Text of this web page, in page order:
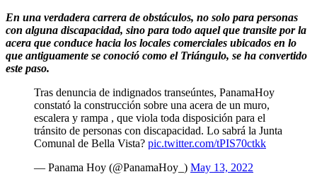
En una verdadera carrera de obstáculos, no solo para personas
con alguna discapacidad, sino para todo aquel que transite por la
acera que conduce hacia los locales comerciales ubicados en lo
que antiguamente se conoció como el Triángulo, se ha convertido
este paso.
Tras denuncia de indignados transeúntes, PanamaHoy
constató la construcción sobre una acera de un muro,
escalera y rampa , que viola toda disposición para el
tránsito de personas con discapacidad. Lo sabrá la Junta
Comunal de Bella Vista? pic.twitter.com/tPIS70ctkk
— Panama Hoy (@PanamaHoy_) May 13, 2022